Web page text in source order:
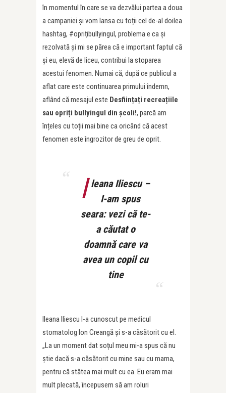
în momentul în care se va dezvălui partea a doua
a campaniei și vom lansa cu toții cel de-al doilea
hashtag, #oprițibullyingul, problema e ca și
rezolvată și mi se părea că e important faptul că
și eu, elevă de liceu, contribui la stoparea
acestui fenomen. Numai că, după ce publicul a
aflat care este continuarea primului îndemn,
aflând că mesajul este Desființați recreațiile
sau opriți bullyingul din școli!, parcă am
înțeles cu toții mai bine ca oricând că acest
fenomen este îngrozitor de greu de oprit.
I leana Iliescu –
I-am spus
seara: vezi că te-
a căutat o
doamnă care va
avea un copil cu
tine
Ileana Iliescu l-a cunoscut pe medicul
stomatolog Ion Creangă și s-a căsătorit cu el.
„La un moment dat soțul meu mi-a spus că nu
știe dacă s-a căsătorit cu mine sau cu mama,
pentru că stătea mai mult cu ea. Eu eram mai
mult plecată, începusem să am roluri